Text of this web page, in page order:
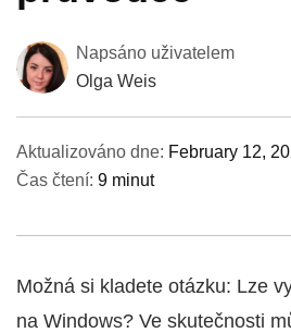
Napsáno uživatelem
Olga Weis
Aktualizováno dne: February 12,
Čas čtení: 9 minut
Možná si kladete otázku: Lze
na Windows? Ve skutečnosti